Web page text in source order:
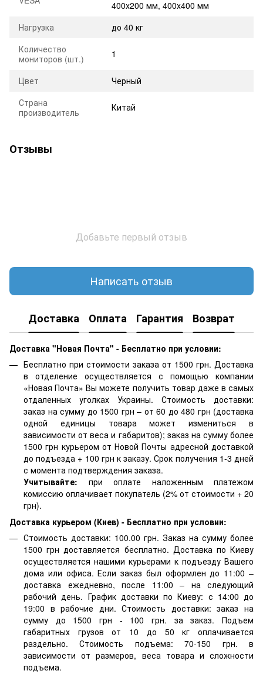
400x200 мм, 400x400 мм
Нагрузка
до 40 кг
Количество
мониторов (шт.)
1
Цвет
Черный
Страна
производитель
Китай
Отзывы
Добавьте первый отзыв
Написать отзыв
Доставка Оплата Гарантия Возврат
Доставка "Новая Почта" - Бесплатно при условии:
Бесплатно при стоимости заказа от 1500 грн. Доставка
в отделение осуществляется с помощью компании
«Новая Почта» Вы можете получить товар даже в самых
отдаленных уголках Украины. Стоимость доставки:
заказ на сумму до 1500 грн – от 60 до 480 грн (доставка
одной единицы товара может измениться в
зависимости от веса и габаритов); заказ на сумму более
1500 грн курьером от Новой Почты адресной доставкой
до подъезда + 100 грн к заказу. Срок получения 1-3 дней
с момента подтверждения заказа.
Учитывайте: при оплате наложенным платежом
комиссию оплачивает покупатель (2% от стоимости + 20
грн).
Доставка курьером (Киев) - Бесплатно при условии:
Стоимость доставки: 100.00 грн. Заказ на сумму более
1500 грн доставляется бесплатно. Доставка по Киеву
осуществляется нашими курьерами к подъезду Вашего
дома или офиса. Если заказ был оформлен до 11:00 –
доставка ежедневно, после 11:00 – на следующий
рабочий день. График доставки по Киеву: с 14:00 до
19:00 в рабочие дни. Стоимость доставки: заказ на
сумму до 1500 грн - 100 грн. за заказ. Подъем
габаритных грузов от 10 до 50 кг оплачивается
раздельно. Стоимость подъема: 70-150 грн. в
зависимости от размеров, веса товара и сложности
подъема.